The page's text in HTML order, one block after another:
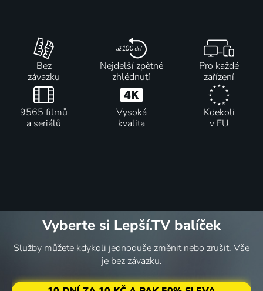
Bez
závazku
Nejdelší zpětné
zhlédnutí
Pro každé
zařízení
9565 filmů
a seriálů
Vysoká
kvalita
Kdekoli
v EU
Vyberte si Lepší.TV balíček
Služby můžete kdykoli jednoduše změnit nebo zrušit. Vše
je bez závazku.